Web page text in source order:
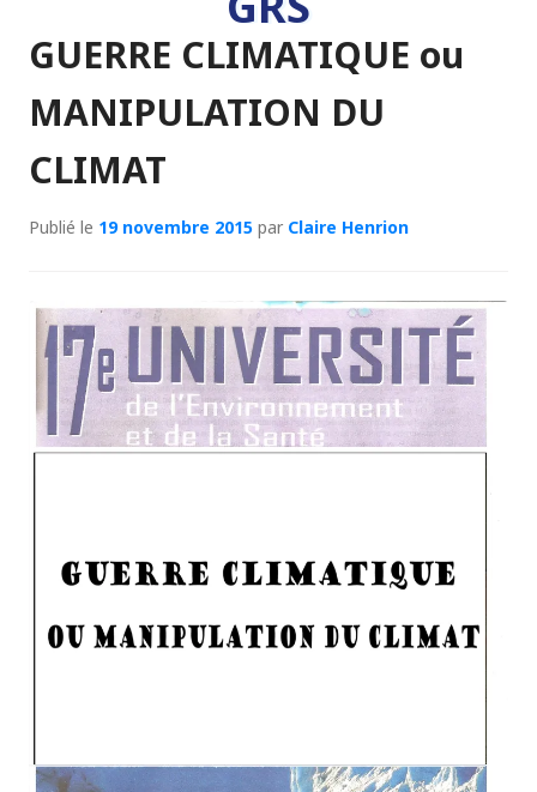
GUERRE CLIMATIQUE ou
MANIPULATION DU
CLIMAT
Publié le 19 novembre 2015 par Claire Henrion